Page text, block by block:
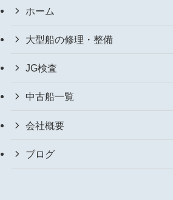
ホーム
大型船の修理・整備
JG検査
中古船一覧
会社概要
ブログ